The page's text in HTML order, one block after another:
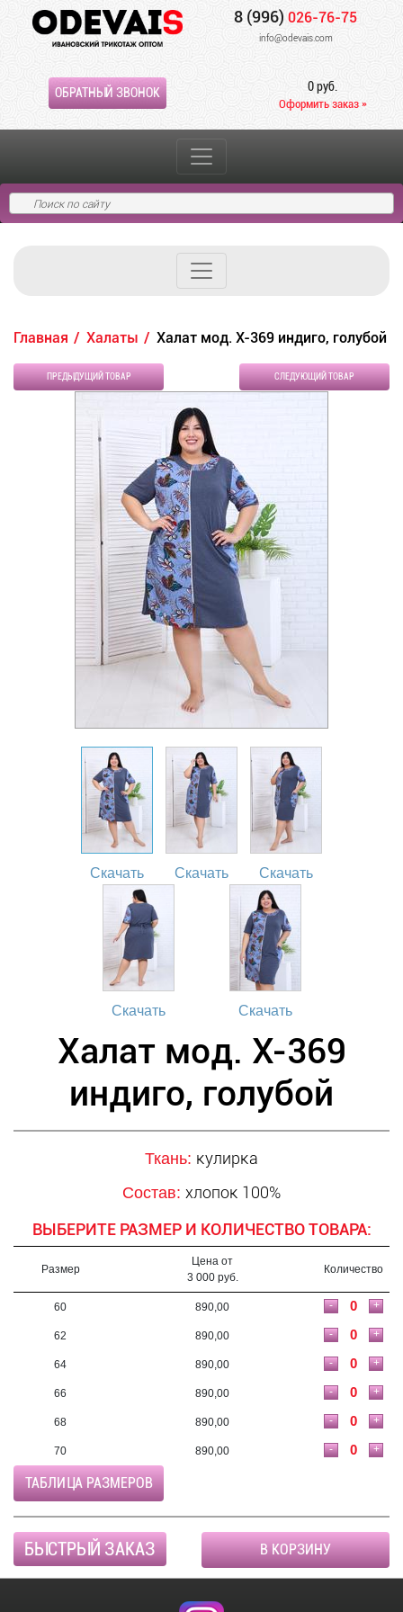
8 (996) 026-76-75
info@odevais.com
ОБРАТНЫЙ ЗВОНОК 0 руб.
Оформить заказ »
Главная Халаты Халат мод. Х-369 индиго, голубой
ПРЕДЫДУЩИЙ ТОВАР СЛЕДУЮЩИЙ ТОВАР
Скачать Скачать Скачать
Скачать Скачать
Халат мод. Х-369
индиго, голубой
Ткань: кулирка
Состав: хлопок 100%
ВЫБЕРИТЕ РАЗМЕР И КОЛИЧЕСТВО ТОВАРА:
Размер
Цена от
3 000 руб.
Количество
60 890,00 +
-
62 890,00 +
-
64 890,00 +
-
66 890,00 +
-
68 890,00 +
-
70 890,00 +
-
ТАБЛИЦА РАЗМЕРОВ
БЫСТРЫЙ ЗАКАЗ В КОРЗИНУ